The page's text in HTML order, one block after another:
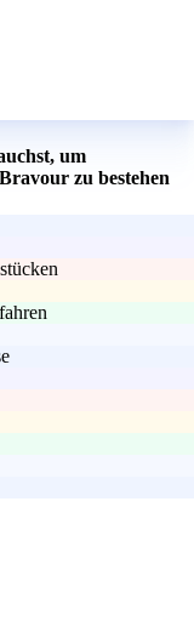
um
zu bestehen